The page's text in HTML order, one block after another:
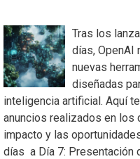
Tras los
días, OpenAI
nuevas
diseñadas
inteligencia artificial. Aquí
anuncios realizados en los
impacto y las
días a Día 7: Presentación